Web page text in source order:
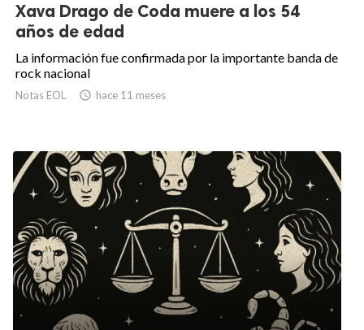
Xava Drago de Coda muere a los 54
años de edad
La información fue confirmada por la importante banda de
rock nacional
Notas EOL  hace 11 meses